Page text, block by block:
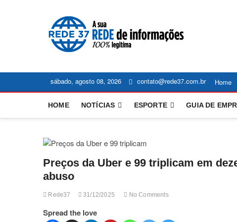
sábado, agosto 08, 2026 contato@rede37.com.br Home
HOME NOTÍCIAS ESPORTE GUIA DE
Preços da Uber e 99 triplicam em
abuso
Rede37 31/12/2025 No Comments
Spread the love